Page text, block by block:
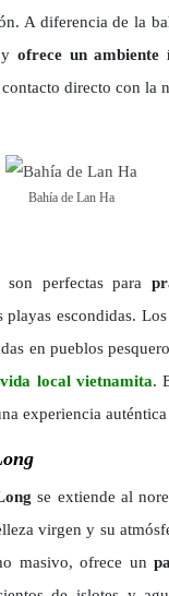
A diferencia de la
ofrece un ambiente
directo con la
Bahía de Lan Ha
son perfectas para
playas escondidas.
en pueblos
local vietnamita.
experiencia
se extiende al
virgen y su
masivo, ofrece un